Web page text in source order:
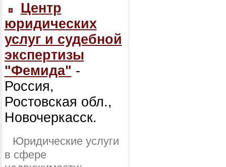
Центр
юридических
услуг и судебной
экспертизы
"Фемида" -
Россия,
Ростовская обл.,
Новочеркасск.
Юридические услуги
в сфере